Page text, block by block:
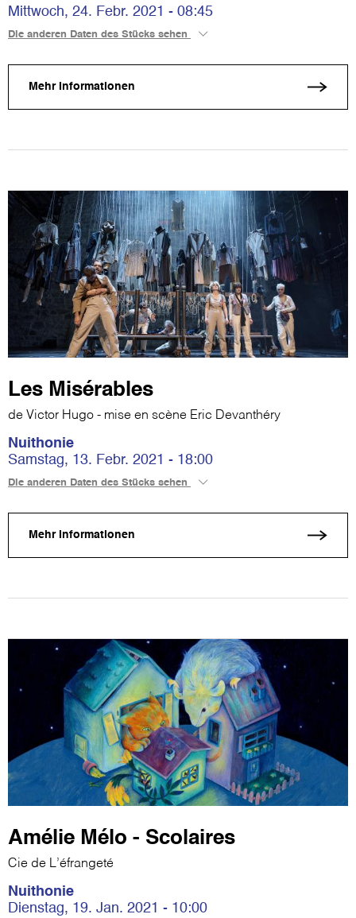
Mittwoch, 24. Febr. 2021 - 08:45
Die anderen Daten des Stücks sehen
Mehr Informationen
Les Misérables
de Victor Hugo - mise en scène Eric Devanthéry
Nuithonie
Samstag, 13. Febr. 2021 - 18:00
Die anderen Daten des Stücks sehen
Mehr Informationen
Amélie Mélo - Scolaires
Cie de L’éfrangeté
Nuithonie
Dienstag, 19. Jan. 2021 - 10:00